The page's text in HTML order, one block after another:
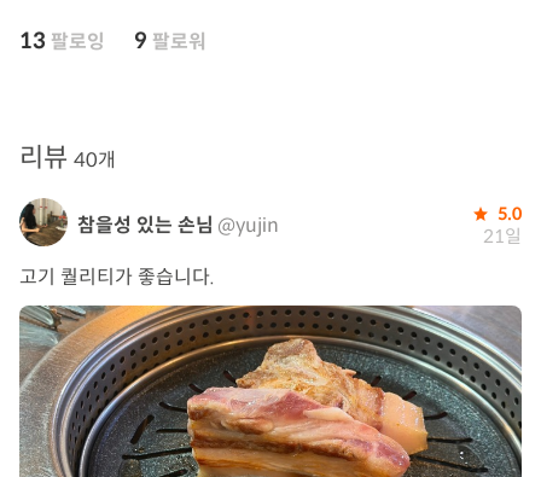
13 팔로잉 9 팔로워
리뷰 40개
참을성 있는 손님 @yujin 5.0
21일
고기 퀄리티가 좋습니다.